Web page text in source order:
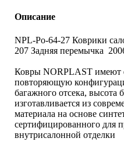
Описание
NPL-Po-64-27 Коврики
207 Задняя
Ковры NORPLAST имеют
повторяющую
багажного отсека,
изготавливается из
материала на основе
сертифицированного для
внутрисалонной отделки